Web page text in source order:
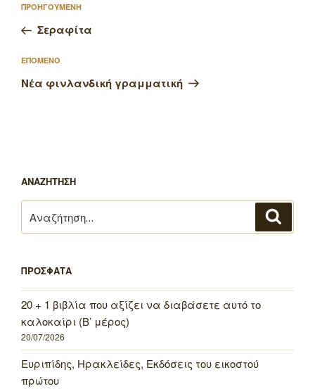
άρθρων
Προηγούμενο
άρθρο
ΠΡΟΗΓΟΥΜΕΝΗ
Σεραφίτα
Επόμενο
άρθρο
ΕΠΟΜΕΝΟ
Νέα φινλανδική γραμματική
ΑΝΑΖΗΤΗΣΗ
για:
ΠΡΟΣΦΑΤΑ
20 + 1 βιβλία που αξίζει να διαβάσετε αυτό το
καλοκαίρι (Β’ μέρος)
20/07/2026
Ευριπίδης, Ηρακλείδες, Εκδόσεις του εικοστού
πρώτου